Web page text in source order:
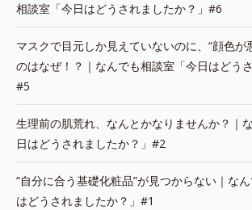
相談室「今日はどうされましたか？」#6
マスクで目元しか見えていないのに、“顔色が
のはなぜ！？｜なんでも相談室「今日はどう
#5
生理前の肌荒れ、なんとかなりませんか？｜
日はどうされましたか？」#2
“自分に合う基礎化粧品”が見つからない｜な
はどうされましたか？」#1